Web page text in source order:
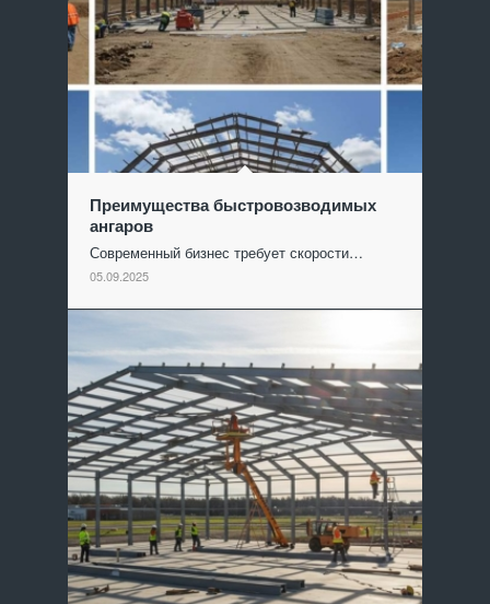
Преимущества быстровозводимых
ангаров
Современный бизнес требует скорости…
05.09.2025